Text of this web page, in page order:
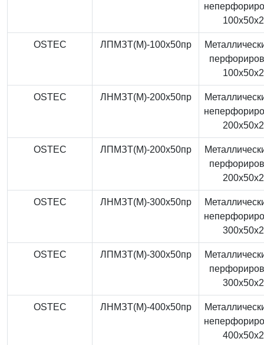
OSTEC ЛПМЗТ(М)-100x50пр
OSTEC ЛНМЗТ(М)-200x50пр
OSTEC ЛПМЗТ(М)-200x50пр
OSTEC ЛНМЗТ(М)-300x50пр
OSTEC ЛПМЗТ(М)-300x50пр
OSTEC ЛНМЗТ(М)-400x50пр